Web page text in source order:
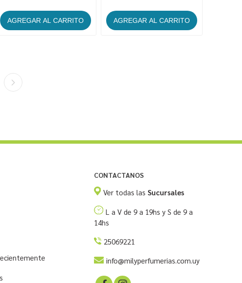
CONTACTANOS
Ver todas las Sucursales
L a V de 9 a 19hs y S de 9 a
14hs
25069221
info@milyperfumerias.com.uy